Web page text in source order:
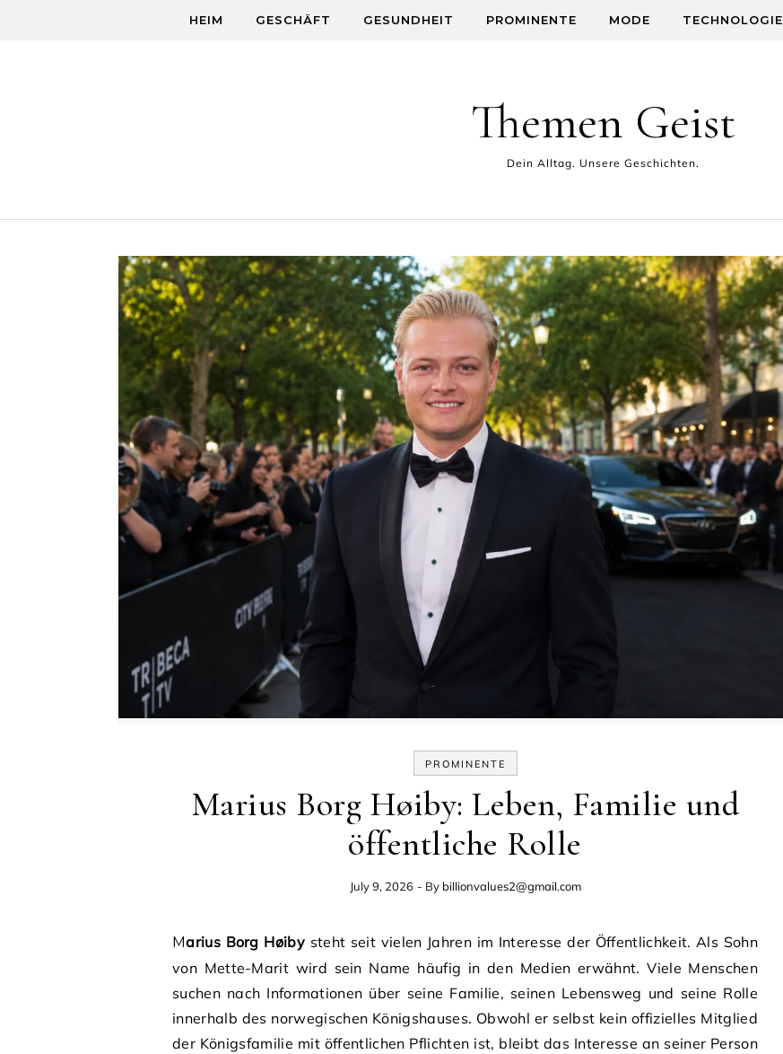
HEIM GESCHÄFT GESUNDHEIT PROMINENTE MODE TECHNOLOGIE
Themen Geist
Dein Alltag. Unsere Geschichten.
PROMINENTE
Marius Borg Høiby: Leben, Familie und
öffentliche Rolle
July 9, 2026 - By billionvalues2@gmail.com
Marius Borg Høibysteht seit vielen Jahren im Interesse der Öffentlichkeit. Als Sohn
von Mette-Marit wird sein Name häufig in den Medien erwähnt. Viele Menschen
suchen nach Informationen über seine Familie, seinen Lebensweg und seine Rolle
innerhalb des norwegischen Königshauses. Obwohl er selbst kein offizielles Mitglied
der Königsfamilie mit öffentlichen Pflichten ist, bleibt das Interesse an seiner Person